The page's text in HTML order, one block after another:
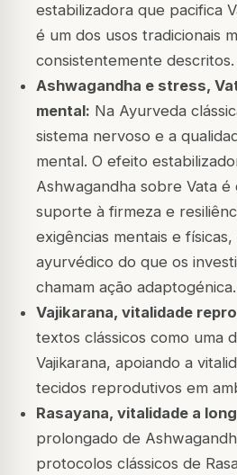
estabilizadora que pacifica
é um dos usos tradicionais
consistentemente descritos.
Ashwagandha e stress,
mental: Na Ayurveda
sistema nervoso e a
mental. O efeito
Ashwagandha sobre Vata é
suporte à firmeza e
exigências mentais e
ayurvédico do que os
chamam ação adaptogénica.
Vajikarana, vitalidade
textos clássicos como uma
Vajikarana, apoiando a
tecidos reprodutivos em
Rasayana, vitalidade a
prolongado de
protocolos clássicos de